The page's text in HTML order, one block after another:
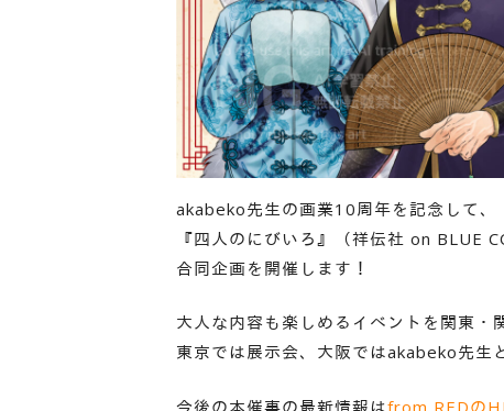
akabeko先生の画業10周年を記念して、
『四人のにびいろ』（祥伝社 on BLUE
合同企画を開催します！
大人な内容も楽しめるイベントを関東・
東京では展示会、大阪ではakabeko先生
今後の本催事の最新情報はfrom REDの